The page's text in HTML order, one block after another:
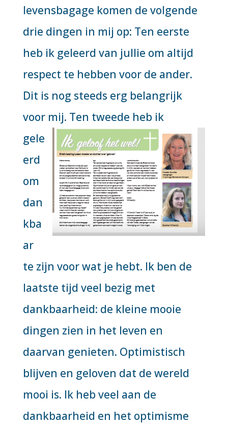
levensbagage komen de volgende
drie dingen in mij op: Ten eerste
heb ik geleerd van jullie om altijd
respect te hebben voor de ander.
Dit is nog steeds erg belangrijk
voor mij. Ten tweede heb ik
gele
erd
om
dan
kba
ar
te zijn voor wat je hebt. Ik ben de
laatste tijd veel bezig met
dankbaarheid: de kleine mooie
dingen zien in het leven en
daarvan genieten. Optimistisch
blijven en geloven dat de wereld
mooi is. Ik heb veel aan de
dankbaarheid en het optimisme